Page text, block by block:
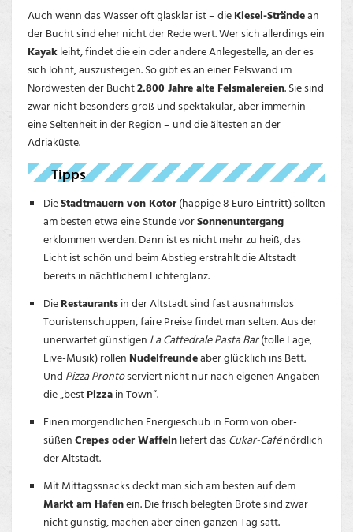
Auch wenn das Wasser oft glasklar ist – dieKiesel-Strändean
der Bucht sind eher nicht der Rede wert. Wer sich allerdings ein
Kayakleiht, findet die ein oder andere Anlegestelle, an der es
sich lohnt, auszusteigen. So gibt es an einer Felswand im
Nordwesten der Bucht2.800 Jahre alte Felsmalereien. Sie sind
zwar nicht besonders groß und spektakulär, aber immerhin
eine Seltenheit in der Region – und die ältesten an der
Adriaküste.
Tipps
DieStadtmauern von Kotor(happige 8 Euro Eintritt) sollten
am besten etwa eine Stunde vorSonnenuntergang
erklommen werden. Dann ist es nicht mehr zu heiß, das
Licht ist schön und beim Abstieg erstrahlt die Altstadt
bereits in nächtlichem Lichterglanz.
DieRestaurantsin der Altstadt sind fast ausnahmslos
Touristenschuppen, faire Preise findet man selten. Aus der
unerwartet günstigen La Cattedrale Pasta Bar(tolle Lage,
Live-Musik) rollen Nudelfreundeaber glücklich ins Bett.
Und Pizza Prontoserviert nicht nur nach eigenen Angaben
die „bestPizzain Town“.
Einen morgendlichen Energieschub in Form von ober-
süßenCrepes oder Waffelnliefert dasCukar-Cafénördlich
der Altstadt.
Mit Mittagssnacks deckt man sich am besten auf dem
Markt am Hafenein. Die frisch belegten Brote sind zwar
nicht günstig, machen aber einen ganzen Tag satt.